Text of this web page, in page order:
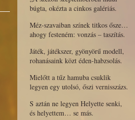
búgta, okézta a cinkos galériás.
Méz-szavaiban színek titkos ősze…
ahogy festeném: vonzás – taszítás.
Játék, játékszer, gyönyörű modell,
rohanásaink közt éden-habzsolás.
Mielőtt a tűz hamuba csuklik
legyen egy utolsó, őszi vernisszázs.
S aztán ne legyen Helyette senki,
és helyettem… se más.